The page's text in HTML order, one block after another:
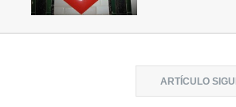
ARTÍCULO